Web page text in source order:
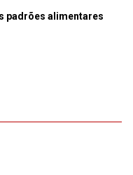
padrões alimentares